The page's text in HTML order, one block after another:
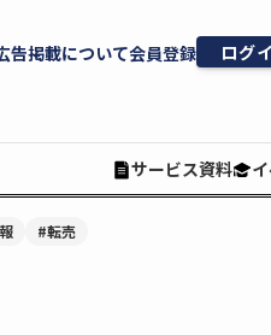
告掲載について会員登録 ログ
サービス資料
#転売